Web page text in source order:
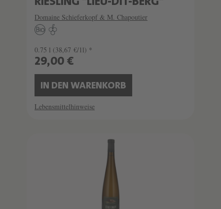
Domaine Schieferkopf & M. Chapoutier
0.75 l (38,67 €/1l) *
29,00 €
IN DEN WARENKORB
Lebensmittelhinweise